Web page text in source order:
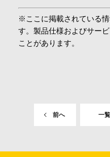
※ここに掲載されている
す。製品仕様およびサー
ことがあります。
前へ 一